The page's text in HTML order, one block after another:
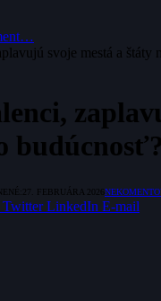
svoje mestá a
27. FEBRUÁRA 2026
Twitter LinkedIn E-mail